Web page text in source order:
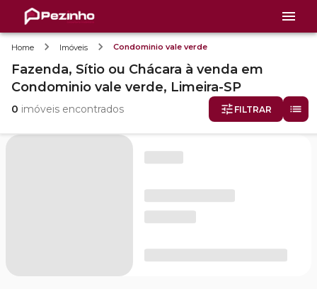
Home Imóveis Condominio vale verde
Fazenda, Sítio ou Chácara à venda em
Condominio vale verde, Limeira-SP
0 imóveis encontrados FILTRAR